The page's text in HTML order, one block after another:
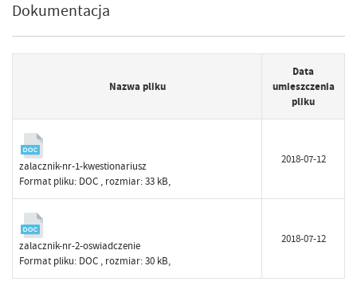
Dokumentacja
Nazwa pliku
Data
umieszczenia
pliku
zalacznik-nr-1-kwestionariusz
Format pliku: DOC , rozmiar: 33 kB,
2018-07-12
zalacznik-nr-2-oswiadczenie
Format pliku: DOC , rozmiar: 30 kB,
2018-07-12